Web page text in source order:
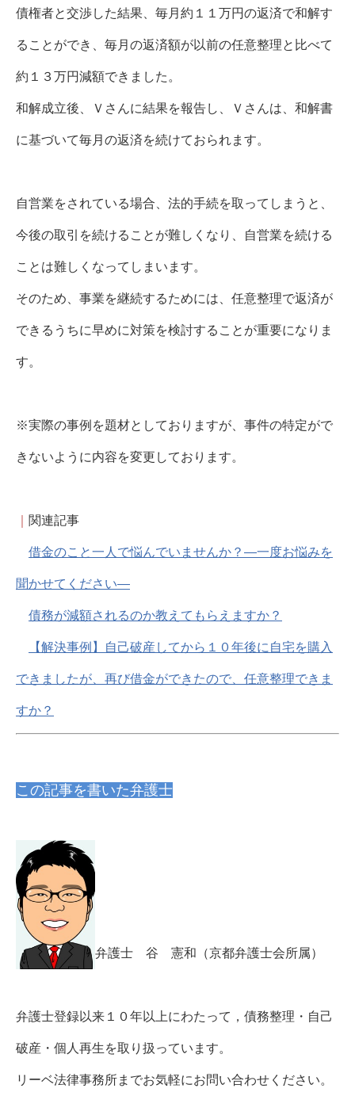
債権者と交渉した結果、毎月約１１万円の返済で和解す
ることができ、毎月の返済額が以前の任意整理と比べて
約１３万円減額できました。
和解成立後、Ｖさんに結果を報告し、Ｖさんは、和解書
に基づいて毎月の返済を続けておられます。
自営業をされている場合、法的手続を取ってしまうと、
今後の取引を続けることが難しくなり、自営業を続ける
ことは難しくなってしまいます。
そのため、事業を継続するためには、任意整理で返済が
できるうちに早めに対策を検討することが重要になりま
す。
※実際の事例を題材としておりますが、事件の特定がで
きないように内容を変更しております。
関連記事
借金のこと一人で悩んでいませんか？―一度お悩みを
聞かせてください―
債務が減額されるのか教えてもらえますか？
【解決事例】自己破産してから１０年後に自宅を購入
できましたが、再び借金ができたので、任意整理できま
すか？
この記事を書いた弁護士
弁護士 谷 憲和（京都弁護士会所属）
弁護士登録以来１０年以上にわたって，債務整理・自己
破産・個人再生を取り扱っています。
リーベ法律事務所までお気軽にお問い合わせください。